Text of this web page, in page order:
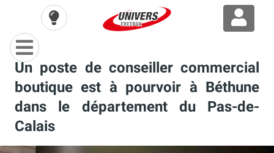
Un poste de conseiller commercial
boutique est à pourvoir à Béthune
dans le département du Pas-de-
Calais